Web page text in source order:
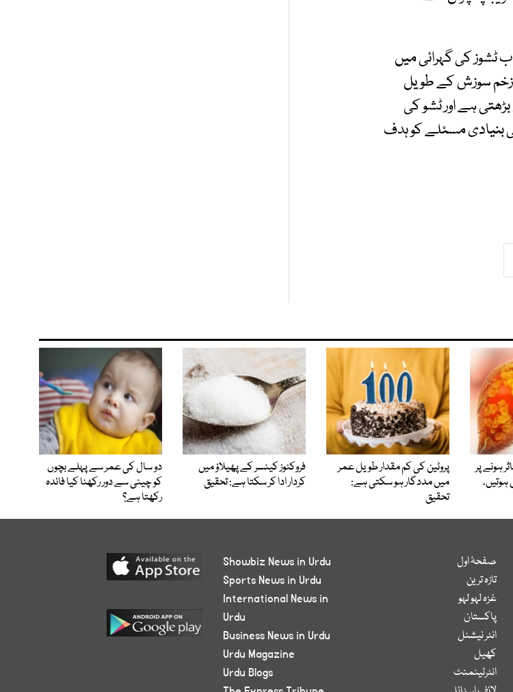
ٹشوز کی گہرائی میں
سوزش کے طویل
ہے اور ٹشو کی
بنیادی مسئلے کو ہدف
ہونے پر
ہوتیں،
پروٹین کی کم مقدار طویل عمر
میں مددگار ہو سکتی ہے:
تحقیق
فروکٹوز کینسر کے پھیلاؤ میں
کردار ادا کر سکتا ہے: تحقیق
دو سال کی عمر سے پہلے بچوں
کو چینی سے دور رکھنا کیا فائدہ
رکھتا ہے؟
صفحۂ اول
تازہ ترین
غزہ لہو لہو
پاکستان
انٹر نیشنل
کھیل
انٹرٹینمنٹ
Showbiz News in Urdu
Sports News in Urdu
International News in
Urdu
Business News in Urdu
Urdu Magazine
Urdu Blogs